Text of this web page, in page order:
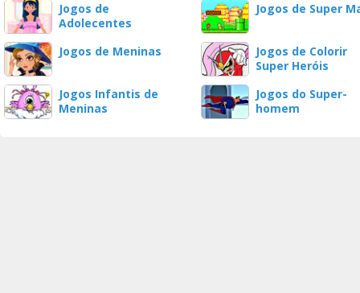
Jogos de
Adolecentes
Jogos de Super
Jogos de Meninas
Jogos de Colorir
Super Heróis
Jogos Infantis de
Meninas
Jogos do Super-
homem